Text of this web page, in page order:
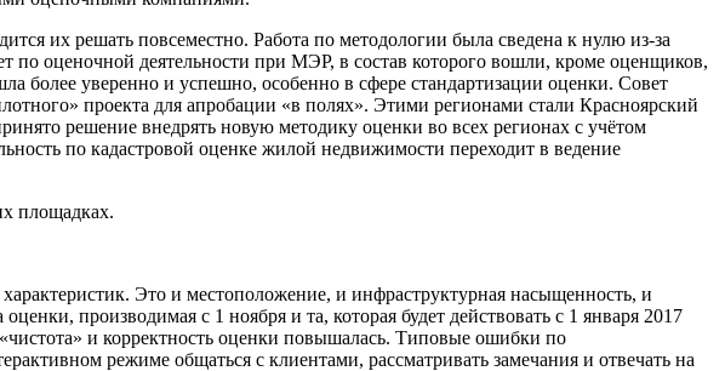
их решать повсеместно. Работа по методологии была сведена к нулю из-за
по оценочной деятельности при МЭР, в состав которого вошли, кроме оценщиков,
более уверенно и успешно, особенно в сфере стандартизации оценки. Совет
проекта для апробации «в полях». Этими регионами стали Красноярский
решение внедрять новую методику оценки во всех регионах с учётом
по кадастровой оценке жилой недвижимости переходит в ведение
площадках.
Это и местоположение, и инфраструктурная насыщенность, и
производимая с 1 ноября и та, которая будет действовать с 1 января 2017
и корректность оценки повышалась. Типовые ошибки по
режиме общаться с клиентами, рассматривать замечания и отвечать на